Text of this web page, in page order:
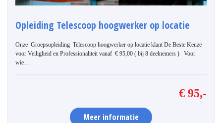
Opleiding Telescoop hoogwerker op locatie
Onze Groepsopleiding Telescoop hoogwerker op locatie klant De Beste Keuze
voor Veiligheid en Professionaliteit vanaf € 95,00 ( bij 8 deelnemers ) Voor
wie…
€ 95,-
Meer informatie